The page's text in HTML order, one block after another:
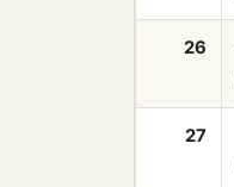
26
27